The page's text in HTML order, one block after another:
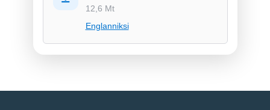
12,6 Mt
Englanniksi